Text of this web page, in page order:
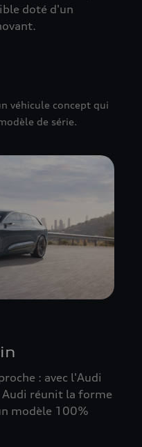
doté d'un
véhicule concept qui
de série.
: avec l'Audi
Audi réunit la forme
modèle 100%